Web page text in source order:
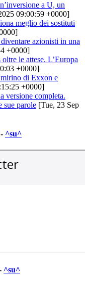
a U, un
09:00:59 +0000]
meglio dei sostituti
azionisti in una
+0000]
le attese. L’Europa
+0000]
mirino di Exxon e
+0000]
versione completa.
sue parole [Tue, 23 Sep
- ^su^
^su^